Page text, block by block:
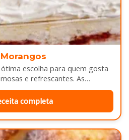
escolha para quem gosta
e refrescantes. As
completa